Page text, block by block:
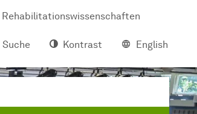
Suche
Kontrast English